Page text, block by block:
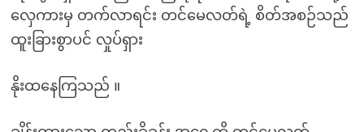
လှေကားမှ တက်လာရင်း တင်မေလတ်ရဲ့ စိတ်အစဉ်သည်
ထူးခြားစွာပင် လှုပ်ရှား
နိုးထနေကြသည် ။